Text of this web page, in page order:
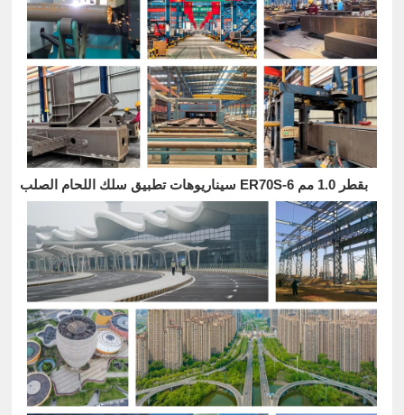
سيناريوهات تطبيق سلك اللحام الصلب ER70S-6 بقطر 1.0 مم